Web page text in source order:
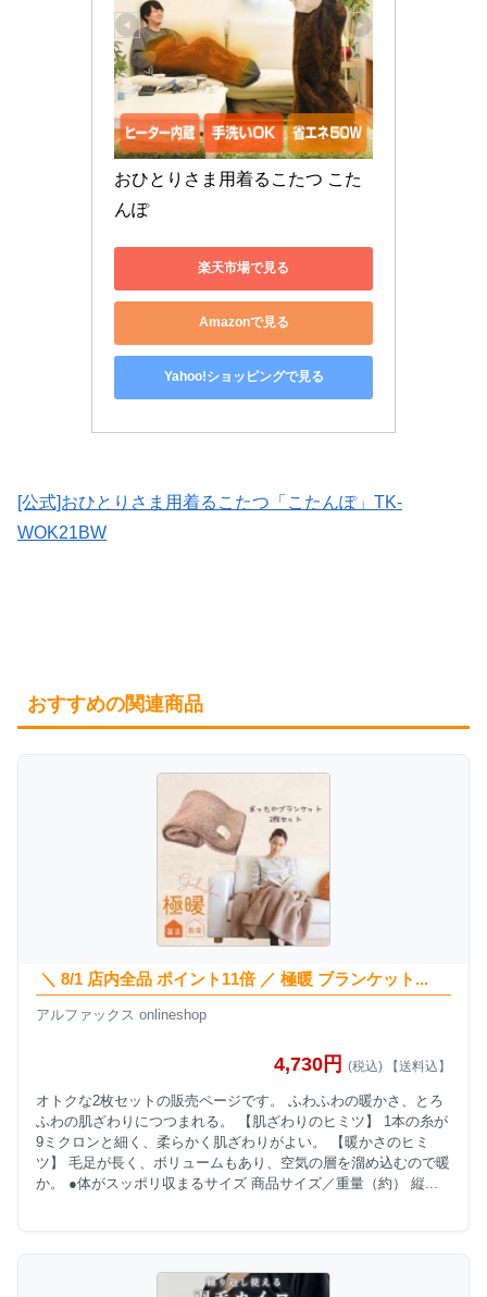
おひとりさま用着るこたつ こた
んぽ
楽天市場で見る
Amazonで見る
Yahoo!ショッピングで見る
[公式]おひとりさま用着るこたつ「こたんぽ」TK-
WOK21BW
おすすめの関連商品
＼ 8/1 店内全品 ポイント11倍 ／ 極暖 ブランケット...
アルファックス onlineshop
4,730円 (税込) 【送料込】
オトクな2枚セットの販売ページです。 ふわふわの暖かさ、とろ
ふわの肌ざわりにつつまれる。 【肌ざわりのヒミツ】 1本の糸が
9ミクロンと細く、柔らかく肌ざわりがよい。 【暖かさのヒミ
ツ】 毛足が長く、ボリュームもあり、空気の層を溜め込むので暖
か。 ●体がスッポリ収まるサイズ 商品サイズ／重量（約） 縦...